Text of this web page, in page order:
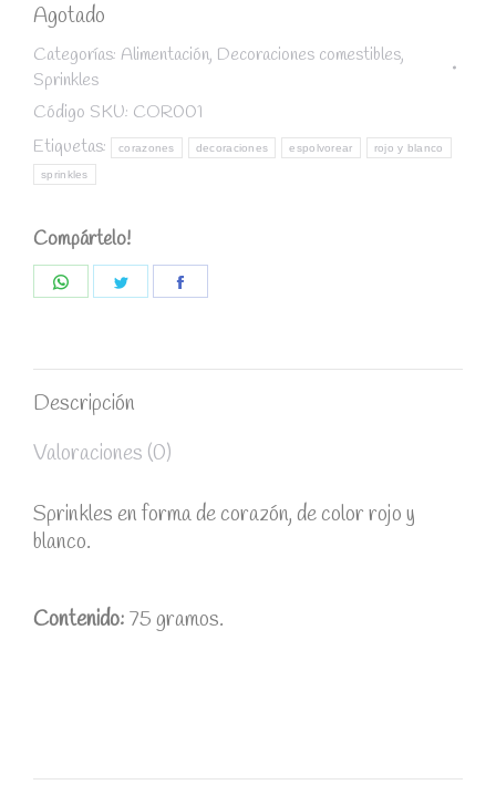
Agotado
Categorías: Alimentación, Decoraciones comestibles,
Sprinkles
Código SKU: COR001
Etiquetas:
corazones decoraciones espolvorear rojo y blanco
sprinkles
Compártelo!
Descripción
Valoraciones (0)
Sprinkles en forma de corazón, de color rojo y
blanco.
Contenido:75 gramos.